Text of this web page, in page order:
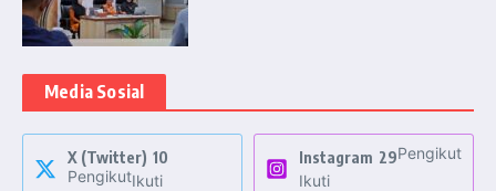
Media Sosial
X (Twitter) 10
PengikutIkuti
Instagram 29Pengikut
Ikuti